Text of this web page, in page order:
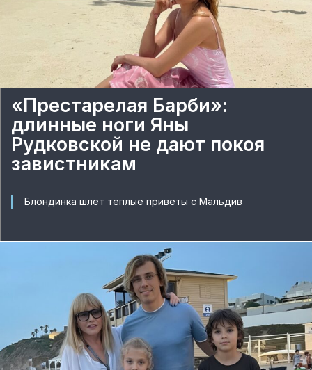
«Престарелая Барби»:
длинные ноги Яны
Рудковской не дают покоя
завистникам
Блондинка шлет теплые приветы с Мальдив